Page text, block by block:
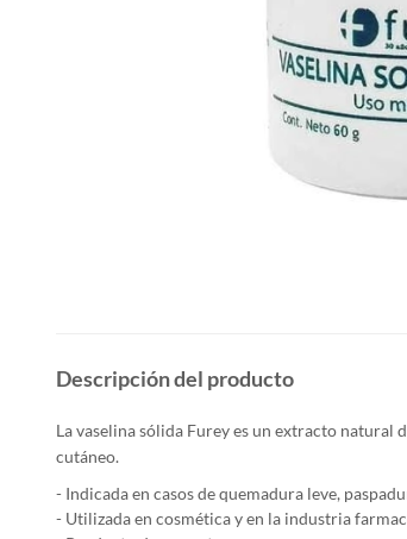
Descripción del producto
La vaselina sólida Furey es un extracto
cutáneo.
- Indicada en casos de quemadura leve,
- Utilizada en cosmética y en la industria